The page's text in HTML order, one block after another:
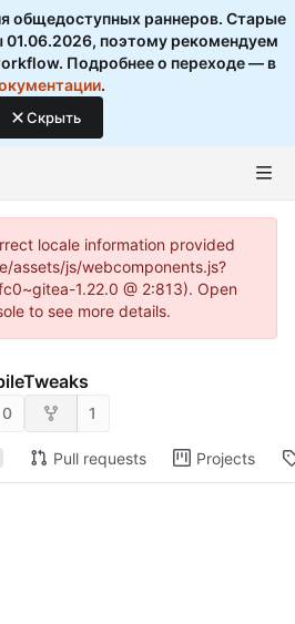
общедоступных раннеров. Старые
01.06.2026, поэтому рекомендуем
Подробнее о переходе — в
.
Скрыть
locale information provided
assets/js/webcomponents.js?
1.22.0 @ 2:813). Open
to see more details.
0 1
Pull requests Projects